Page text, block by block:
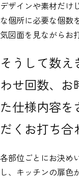
デザインや素材だけ
な個所に必要な個数
気図面を見ながらお
そうして数え
わせ回数、お
た仕様内容を
だくお打ち合
各部位ごとにお決め
し、キッチンの扉色